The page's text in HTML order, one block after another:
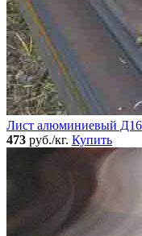
Лист алюминиевый Д16
473 руб./кг. Купить